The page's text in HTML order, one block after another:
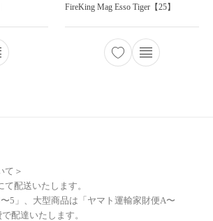
FireKing Mag Esso Tiger【25】
て＞
て配送いたします。
〜5」、大型商品は「ヤマト運輸家財便A〜
配達いたします。